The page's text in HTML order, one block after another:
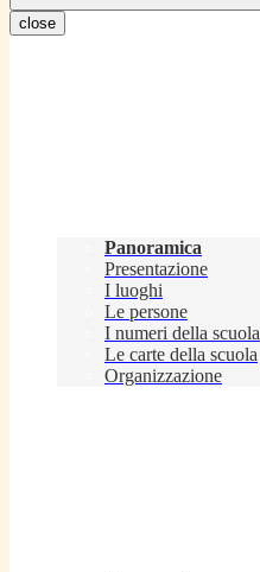
close
Panoramica
Presentazione
I luoghi
Le persone
I numeri della scuola
Le carte della scuola
Organizzazione